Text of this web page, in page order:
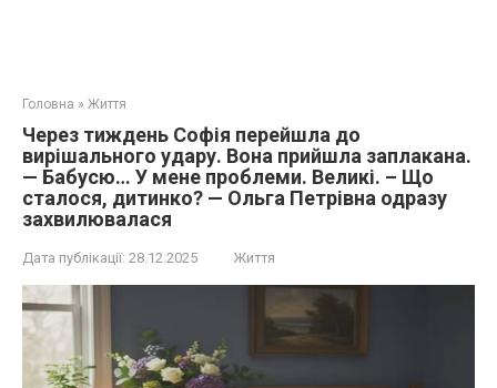
Головна » Життя
Через тиждень Софія перейшла до
вирішального удару. Вона прийшла заплакана.
— Бабусю… У мене проблеми. Великі. – Що
сталося, дитинко? — Ольга Петрівна одразу
захвилювалася
Дата публікації: 28.12.2025 Життя